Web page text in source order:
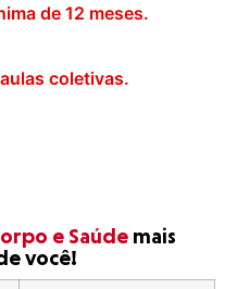
de 12 meses.
coletivas.
e Saúdemais
você!